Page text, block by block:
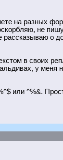
на разных
не
о
в своих
у меня
или ^%&.